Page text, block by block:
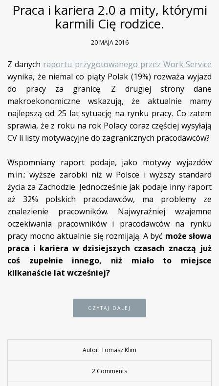
Praca i kariera 2.0 a mity, którymi
karmili Cię rodzice.
20 MAJA 2016
Z danych raportu przygotowanego przez Work Service
wynika, że niemal co piąty Polak (19%) rozważa wyjazd
do pracy za granicę. Z drugiej strony dane
makroekonomiczne wskazują, że aktualnie mamy
najlepszą od 25 lat sytuację na rynku pracy. Co zatem
sprawia, że z roku na rok Polacy coraz częściej wysyłają
CV li listy motywacyjne do zagranicznych pracodawców?
Wspomniany raport podaje, jako motywy wyjazdów
m.in.: wyższe zarobki niż w Polsce i wyższy standard
życia za Zachodzie. Jednocześnie jak podaje inny raport
aż 32% polskich pracodawców, ma problemy ze
znalezienie pracowników. Najwyraźniej wzajemne
oczekiwania pracowników i pracodawców na rynku
pracy mocno aktualnie się rozmijają. A być może słowa
praca i kariera w dzisiejszych czasach znaczą już
coś zupełnie innego, niż miało to miejsce
kilkanaście lat wcześniej?
CZYTAJ DALEJ
Autor: Tomasz Klim
2 Comments